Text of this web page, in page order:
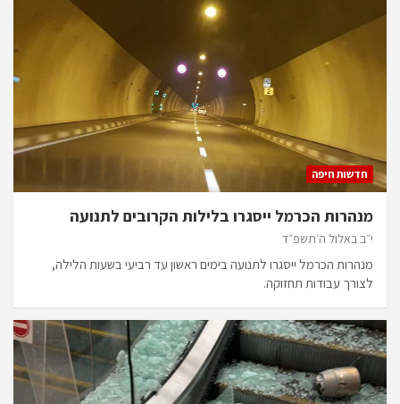
חדשות חיפה
מנהרות הכרמל ייסגרו בלילות הקרובים לתנועה
י״ב באלול ה׳תשפ״ד
מנהרות הכרמל ייסגרו לתנועה בימים ראשון עד רביעי בשעות הלילה,
לצורך עבודות תחזוקה.